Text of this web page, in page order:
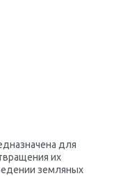
для
их
земляных